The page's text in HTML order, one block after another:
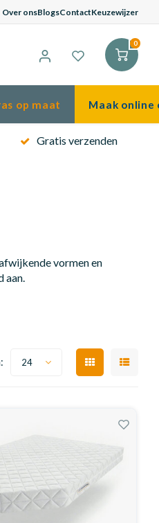
Over onsBlogsContactKeuzewijzer
0
op maat Maak online
Gratis verzenden
vormen en
aan.
24